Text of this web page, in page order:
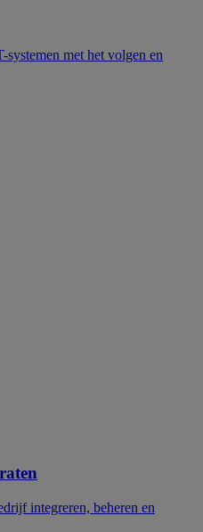
met het volgen en
integreren, beheren en